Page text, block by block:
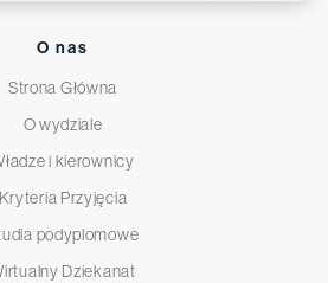
O nas
Strona Główna
O wydziale
i kierownicy
Kryteria Przyjęcia
podyplomowe
Dziekanat